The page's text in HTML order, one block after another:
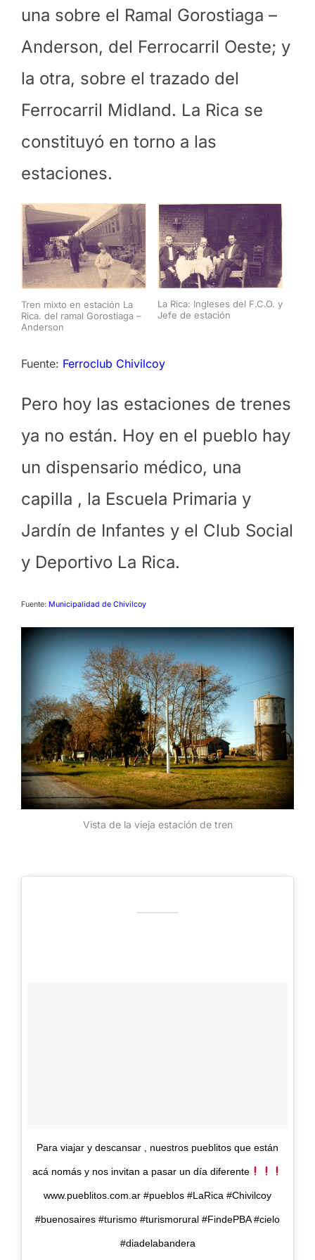
una sobre el Ramal Gorostiaga –
Anderson, del Ferrocarril Oeste; y
la otra, sobre el trazado del
Ferrocarril Midland. La Rica se
constituyó en torno a las
estaciones.
Tren mixto en estación La
Rica. del ramal Gorostiaga –
Anderson
La Rica: Ingleses del F.C.O. y
Jefe de estación
Fuente: Ferroclub Chivilcoy
Pero hoy las estaciones de trenes
ya no están. Hoy en el pueblo hay
un dispensario médico, una
capilla , la Escuela Primaria y
Jardín de Infantes y el Club Social
y Deportivo La Rica.
Fuente: Municipalidad de Chivilcoy
Vista de la vieja estación de tren
Para viajar y descansar , nuestros pueblitos que están
acá nomás y nos invitan a pasar un día diferente
www.pueblitos.com.ar #pueblos #LaRica #Chivilcoy
#buenosaires #turismo #turismorural #FindePBA #cielo
#diadelabandera